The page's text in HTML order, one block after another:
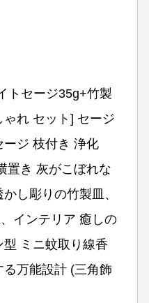
トセージ35g+竹製
れ セット] セージ
ジ 枝付き 浄化
置き 灰がこぼれな
し彫りの竹製皿、
インテリア 癒しの
ミニ蚊取り線香
万能設計 (三角飾